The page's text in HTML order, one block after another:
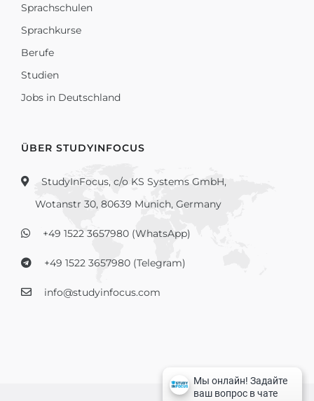
Sprachschulen
Sprachkurse
Berufe
Studien
Jobs in Deutschland
ÜBER STUDYINFOCUS
StudyInFocus, c/o KS Systems GmbH,
Wotanstr 30, 80639 Munich, Germany
+49 1522 3657980 (WhatsApp)
+49 1522 3657980 (Telegram)
info@studyinfocus.com